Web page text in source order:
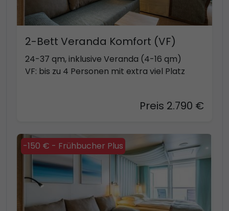
2-Bett Veranda Komfort (VF)
24-37 qm, inklusive Veranda (4-16 qm)
VF: bis zu 4 Personen mit extra viel Platz
Preis 2.790 €
-150 € - Frühbucher Plus